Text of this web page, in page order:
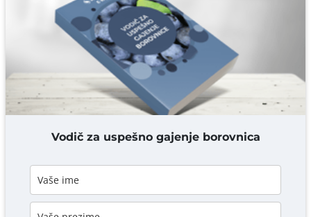
Komentar* obavezno
DODAJ KOMENTAR
Vodič za uspešno gajenje borovnica